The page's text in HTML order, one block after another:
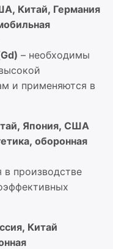
Китай, Германия
– необходимы
и применяются в
Япония, США
оборонная
в производстве
Китай